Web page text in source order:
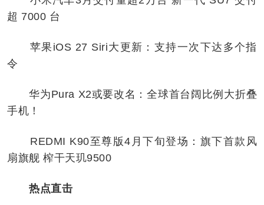
超 7000 台
苹果iOS 27 Siri大更新：支持一次下达多个指
令
华为Pura X2或要改名：全球首台阔比例大折叠
手机！
REDMI K90至尊版4月下旬登场：旗下首款风
扇旗舰 榨干天玑9500
热点直击